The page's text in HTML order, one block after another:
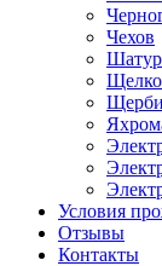
Чехов
Условия
Отзывы
Контакты